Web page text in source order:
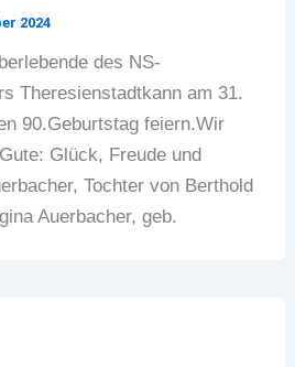
2024
des NS-
Theresienstadtkann am 31.
90.Geburtstag feiern.Wir
Glück, Freude und
Tochter von Berthold
Auerbacher, geb.